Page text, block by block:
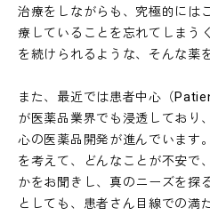
治療をしながらも、究極的には
療していることを忘れてしまう
を続けられるような、そんな薬
また、最近では患者中心（
が医薬品業界でも浸透しており
心の医薬品開発が進んでいます
を考えて、どんなことが不安で
かをお聞きし、真のニーズを探
としても、患者さん目線での満